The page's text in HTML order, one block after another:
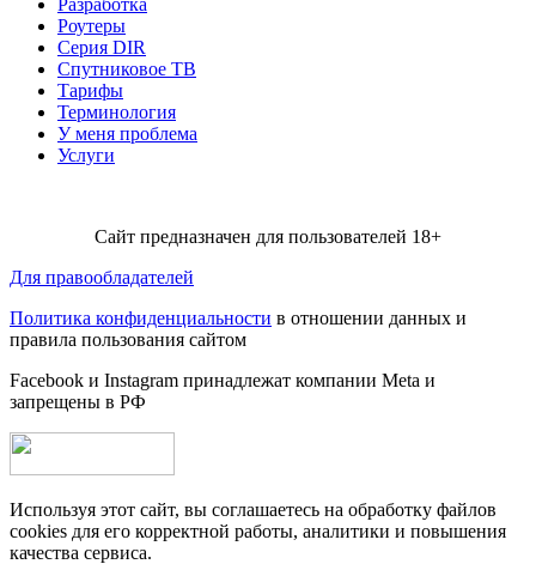
Роутеры
Серия DIR
Спутниковое ТВ
Тарифы
Терминология
У меня проблема
Услуги
Сайт предназначен для пользователей 18+
Для правообладателей
Политика конфиденциальности в отношении данных и
правила пользования сайтом
Facebook и Instagram принадлежат компании Metа и
запрещены в РФ
Используя этот сайт, вы соглашаетесь на обработку файлов
cookies для его корректной работы, аналитики и повышения
качества сервиса.